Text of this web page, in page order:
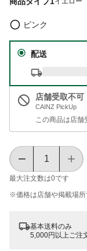
ピンク
配送
店舗受取不可
CAINZ PickUp
この商品は店舗
最大注文数は0です
※価格は​店舗や​掲載場所
基本送料のみ
5,000円以上ご注